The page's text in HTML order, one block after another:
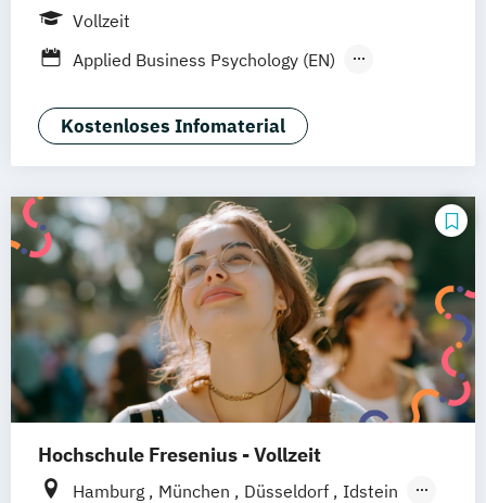
UE Innovation Hub
Vollzeit
Applied Business Psychology (EN)
Psychologie mit Schwerpunkt Coaching &
Beratung
Kostenloses Infomaterial
Hochschule Fresenius - Vollzeit
Hamburg München Düsseldorf
Idstein